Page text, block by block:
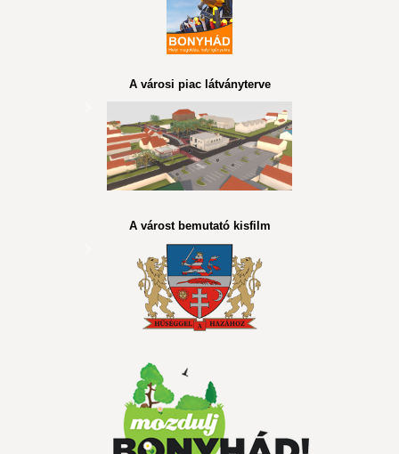
A városi piac látványterve
A várost bemutató kisfilm